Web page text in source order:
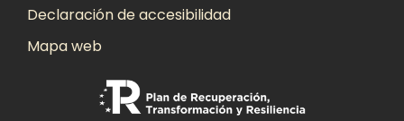
Declaración de accesibilidad
Mapa web